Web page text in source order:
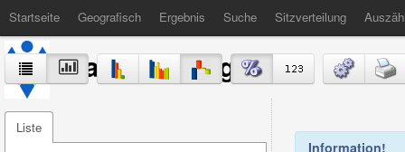
Startseite Geografisch Ergebnis Suche Sitzverteilung
Stadt Völklingen
Liste
Information!